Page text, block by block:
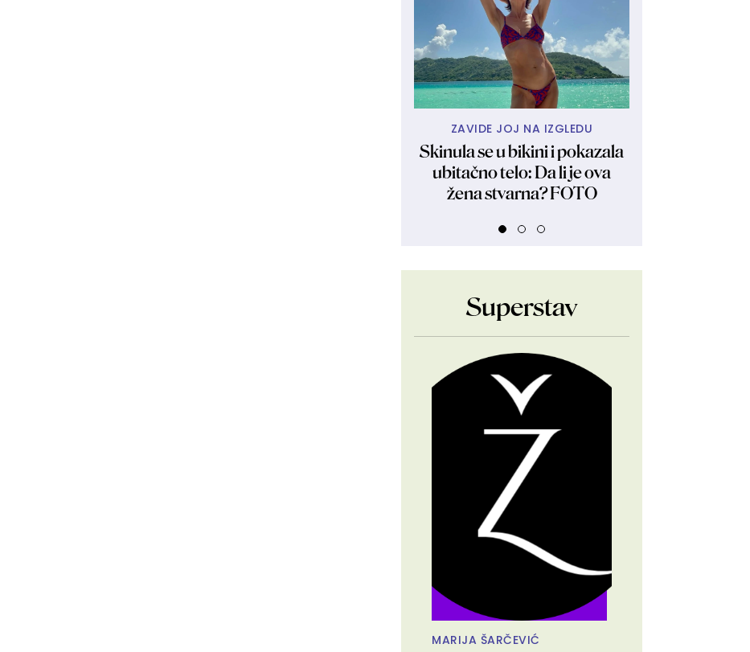
ZAVIDE JOJ NA IZGLEDU
Skinula se u bikini i pokazala
ubitačno telo: Da li je ova
žena stvarna? FOTO
Superstav
MARIJA ŠARČEVIĆ